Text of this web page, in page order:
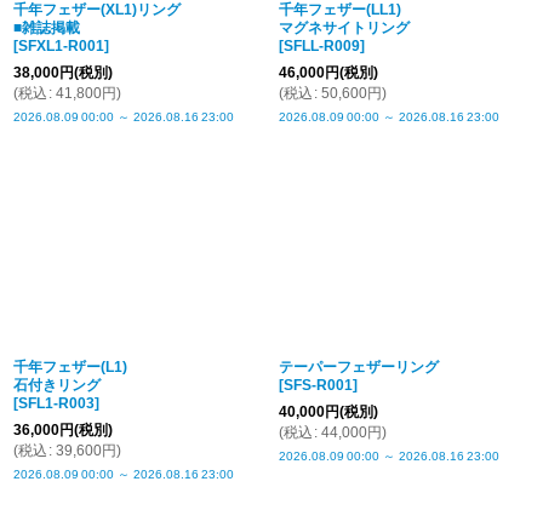
千年フェザー(XL1)リング
■雑誌掲載
[SFXL1-R001]
38,000円(税別)
(税込 : 41,800円)
2026.08.09 00:00 ～ 2026.08.16 23:00
千年フェザー(LL1)
マグネサイトリング
[SFLL-R009]
46,000円(税別)
(税込 : 50,600円)
2026.08.09 00:00 ～ 2026.08.16 23:00
千年フェザー(L1)
石付きリング
[SFL1-R003]
36,000円(税別)
(税込 : 39,600円)
2026.08.09 00:00 ～ 2026.08.16 23:00
テーパーフェザーリング
[SFS-R001]
40,000円(税別)
(税込 : 44,000円)
2026.08.09 00:00 ～ 2026.08.16 23:00